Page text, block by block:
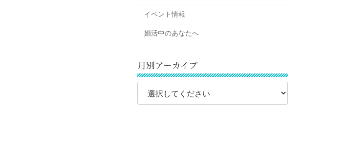
イベント情報
婚活中のあなたへ
月別アーカイブ